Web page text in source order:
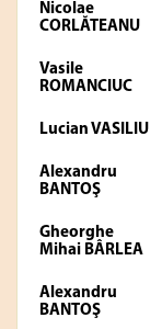
Nicolae
CORLĂTEANU
Vasile
ROMANCIUC
Lucian VASILIU
Alexandru
BANTOŞ
Gheorghe
Mihai BÂRLEA
Alexandru
BANTOŞ